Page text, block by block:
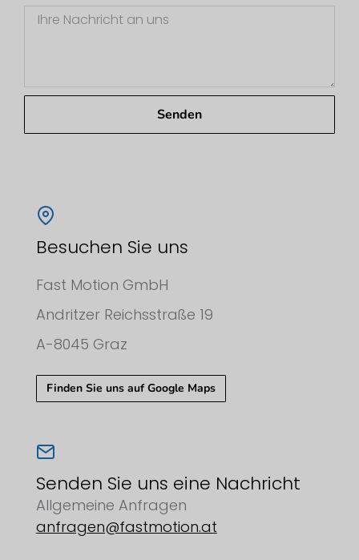
Senden
Besuchen Sie uns
Fast Motion GmbH
Andritzer Reichsstraße 19
A-8045 Graz
Finden Sie uns auf Google Maps
Senden Sie uns eine Nachricht
Allgemeine Anfragen
anfragen@fastmotion.at